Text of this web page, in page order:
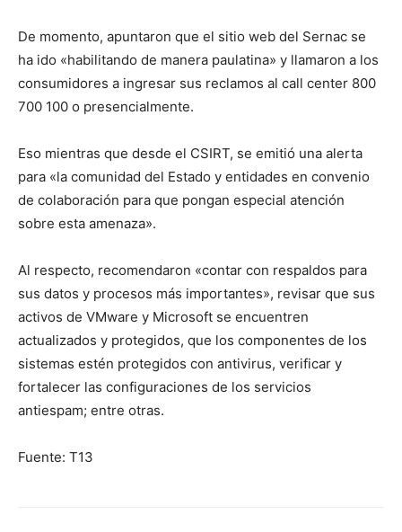
De momento, apuntaron que el sitio web del Sernac se
ha ido «habilitando de manera paulatina» y llamaron a los
consumidores a ingresar sus reclamos al call center 800
700 100 o presencialmente.
Eso mientras que desde el CSIRT, se emitió una alerta
para «la comunidad del Estado y entidades en convenio
de colaboración para que pongan especial atención
sobre esta amenaza».
Al respecto, recomendaron «contar con respaldos para
sus datos y procesos más importantes», revisar que sus
activos de VMware y Microsoft se encuentren
actualizados y protegidos, que los componentes de los
sistemas estén protegidos con antivirus, verificar y
fortalecer las configuraciones de los servicios
antiespam; entre otras.
Fuente: T13